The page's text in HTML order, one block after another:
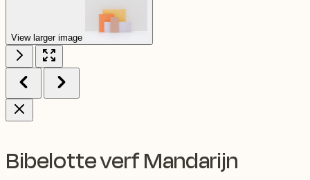
View larger image
Bibelotte verf Mandarijn